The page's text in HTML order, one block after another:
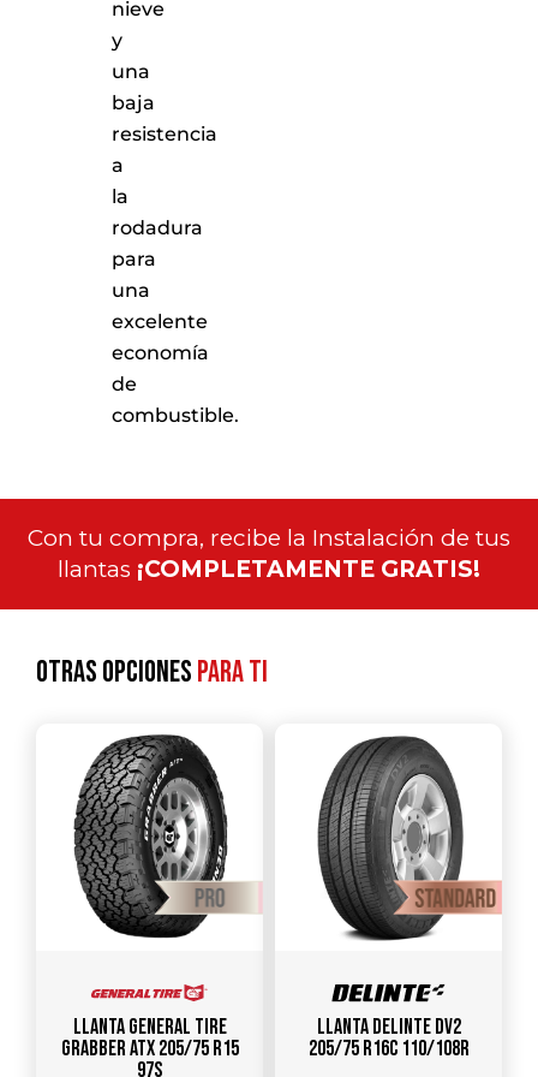
nieve
y
una
baja
resistencia
a
la
rodadura
para
una
excelente
economía
de
combustible.
Con tu compra, recibe la Instalación de tus
llantas ¡COMPLETAMENTE GRATIS!
Otras opcionespara ti
Llanta GENERAL TIRE
Grabber ATX 205/75 R15
97S
Llanta DELINTE DV2
205/75 R16C 110/108R